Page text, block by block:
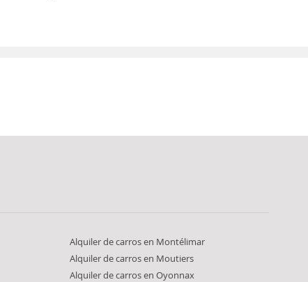
Alquiler de carros en Montélimar
Alquiler de carros en Moutiers
Alquiler de carros en Oyonnax